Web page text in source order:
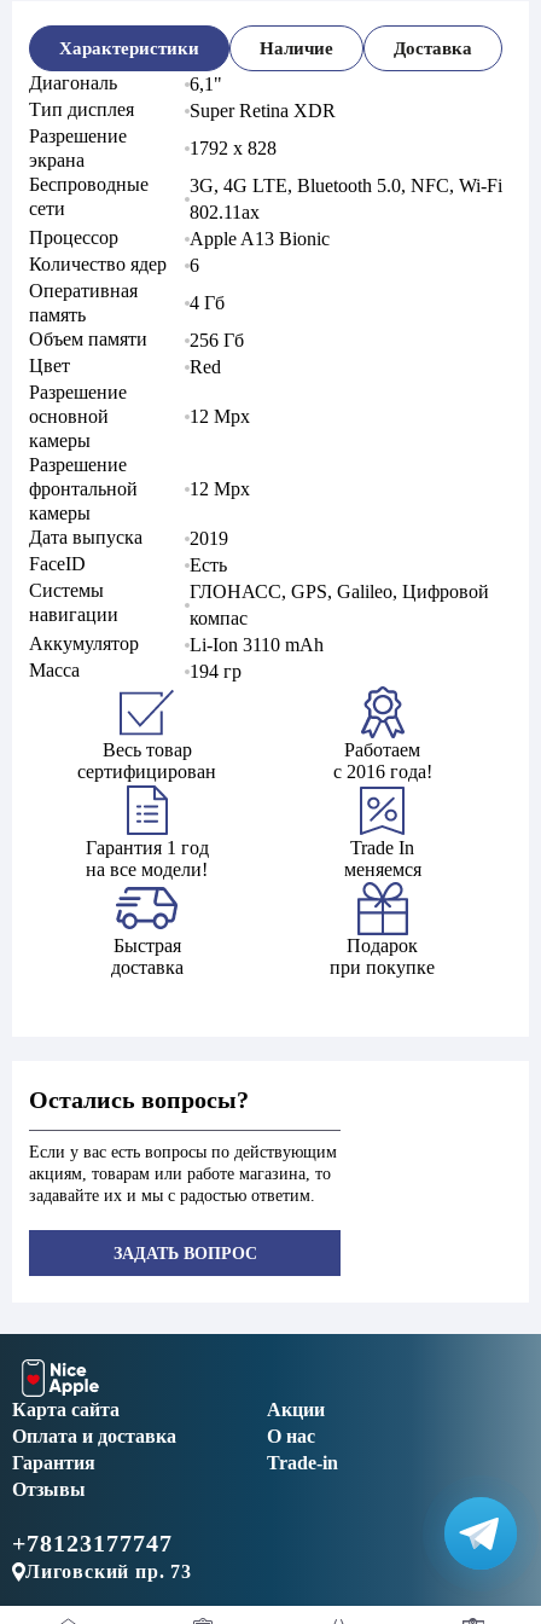
Характеристики Наличие Доставка
Диагональ
6,1"
Тип дисплея
Super Retina XDR
Разрешение
экрана
1792 x 828
Беспроводные
сети
3G, 4G LTE, Bluetooth 5.0, NFC, Wi-Fi
802.11ax
Процессор
Apple A13 Bionic
Количество ядер
6
Оперативная
память
4 Гб
Объем памяти
256 Гб
Цвет
Red
Разрешение
основной
камеры
12 Mpx
Разрешение
фронтальной
камеры
12 Mpx
Дата выпуска
2019
FaceID
Есть
Системы
навигации
ГЛОНАСС, GPS, Galileo, Цифровой
компас
Аккумулятор
Li-Ion 3110 mAh
Масса
194 гр
Весь товар
сертифицирован
Работаем
с 2016 года!
Гарантия 1 год
на все модели!
Trade In
меняемся
Быстрая
доставка
Подарок
при покупке
Остались вопросы?
Если у вас есть вопросы по действующим
акциям, товарам или работе магазина, то
задавайте их и мы с радостью ответим.
ЗАДАТЬ ВОПРОС
Акции
О нас
Оплата и доставка
Trade-in
Гарантия
Отзывы
Карта сайта
+78123177747
Лиговский пр. 73